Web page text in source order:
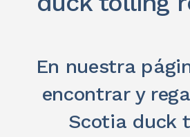
En nuestra
encontrar y
Scotia duck